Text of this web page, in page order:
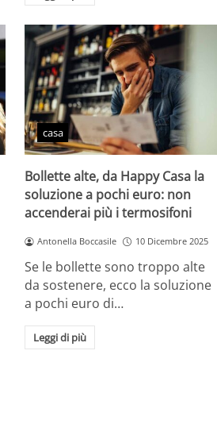
casa
Bollette alte, da Happy Casa la
soluzione a pochi euro: non
accenderai più i termosifoni
Antonella Boccasile 10 Dicembre 2025
Se le bollette sono troppo alte
da sostenere, ecco la soluzione
a pochi euro di…
Leggi di più